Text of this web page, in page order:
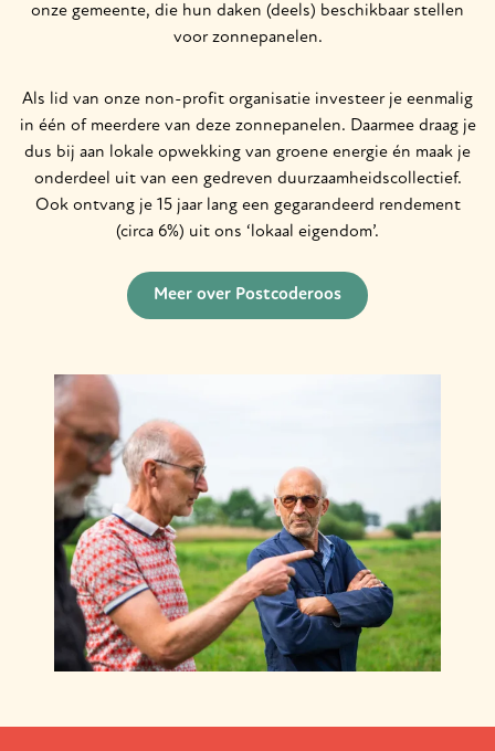
onze gemeente, die hun daken (deels) beschikbaar stellen
voor zonnepanelen.
Als lid van onze non-profit organisatie investeer je eenmalig
in één of meerdere van deze zonnepanelen. Daarmee draag je
dus bij aan lokale opwekking van groene energie én maak je
onderdeel uit van een gedreven duurzaamheidscollectief.
Ook ontvang je 15 jaar lang een gegarandeerd rendement
(circa 6%) uit ons ‘lokaal eigendom’.
Meer over Postcoderoos